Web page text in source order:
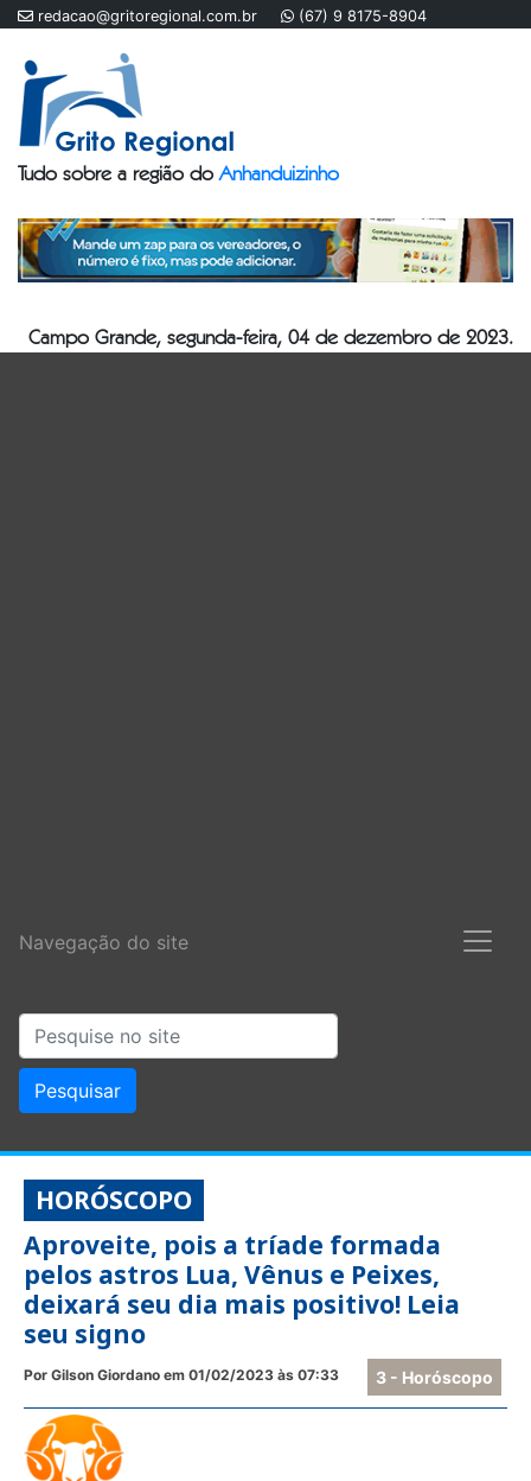
redacao@gritoregional.com.br (67) 9 8175-8904
Tudo sobre a região doAnhanduizinho
Campo Grande, segunda-feira, 04 de dezembro de 2023.
Navegação do site
HORÓSCOPO
Aproveite, pois a tríade formada
pelos astros Lua, Vênus e Peixes,
deixará seu dia mais positivo! Leia
seu signo
3 - Horóscopo
Por Gilson Giordano em 01/02/2023 às 07:33